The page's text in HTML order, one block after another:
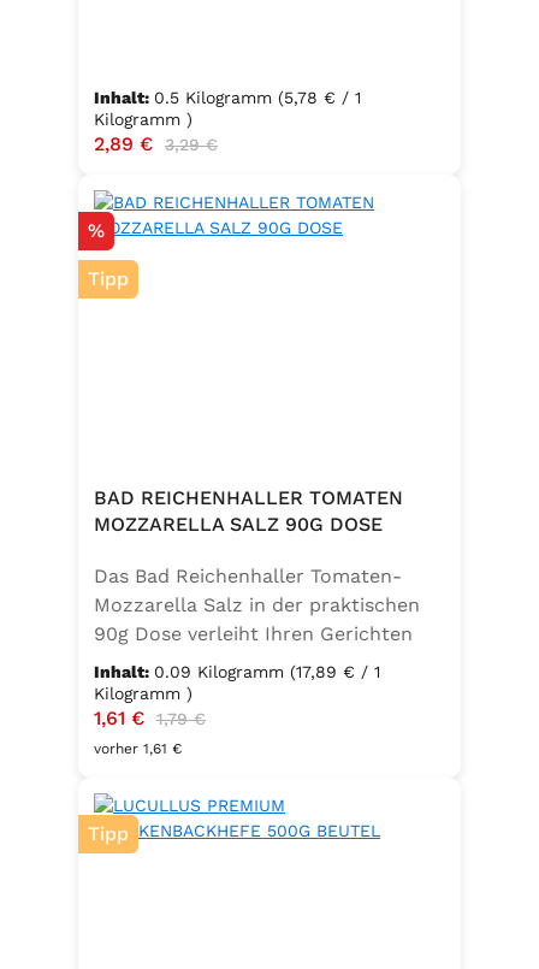
Inhalt: 0.5 Kilogramm (5,78 € / 1
Kilogramm )
Verkaufspreis:
2,89 € Regulärer Preis:
3,29 €
Rabatt
%
Tipp
BAD REICHENHALLER TOMATEN
MOZZARELLA SALZ 90G DOSE
Das Bad Reichenhaller Tomaten-
Mozzarella Salz in der praktischen
90g Dose verleiht Ihren Gerichten
eine mediterrane Note. Ideal für
Caprese, Salate, Pasta und viele
weitere Speisen. Ohne
Geschmacksverstärker, vegan und
in bester Qualität. in der praktischen
90g Dose verleiht Ihren Gerichten
Inhalt: 0.09 Kilogramm (17,89 € / 1
Kilogramm )
Verkaufspreis:
1,61 € Regulärer Preis:
1,79 €
vorher 1,61 €
Tipp